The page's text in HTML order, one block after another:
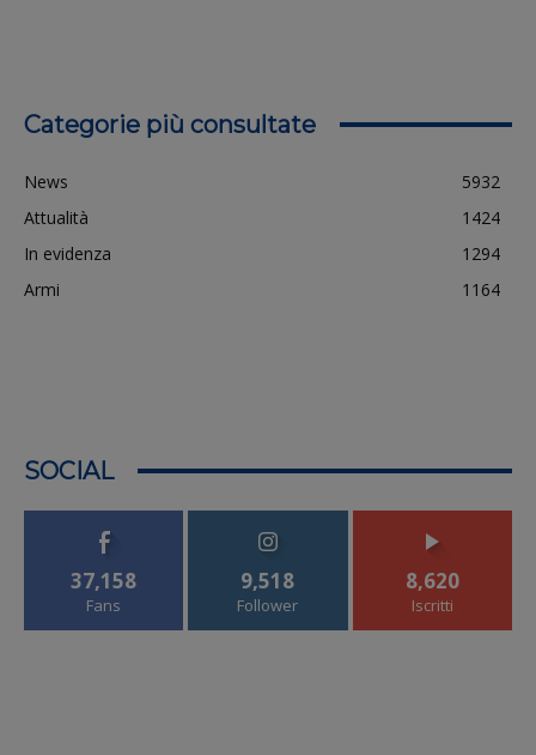
Categorie più consultate
News
5932
Attualità
1424
In evidenza
1294
Armi
1164
SOCIAL
37,158
Fans
9,518
Follower
8,620
Iscritti